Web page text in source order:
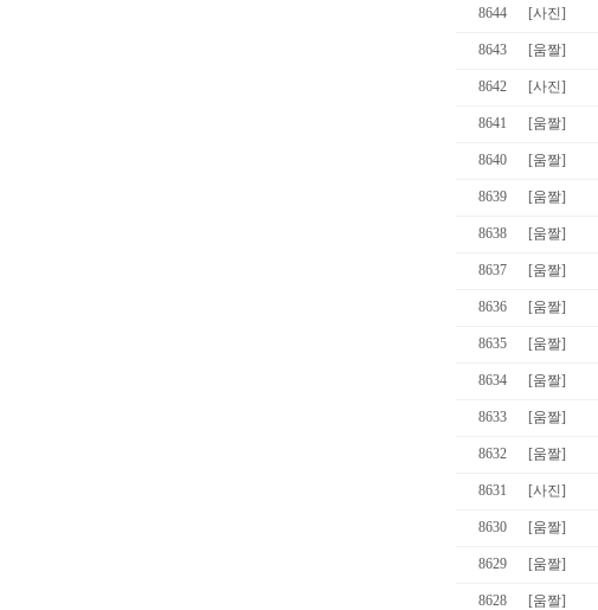
8644 [사진]
8643 [움짤]
8642 [사진]
8641 [움짤]
8640 [움짤]
8639 [움짤]
8638 [움짤]
8637 [움짤]
8636 [움짤]
8635 [움짤]
8634 [움짤]
8633 [움짤]
8632 [움짤]
8631 [사진]
8630 [움짤]
8629 [움짤]
8628 [움짤]